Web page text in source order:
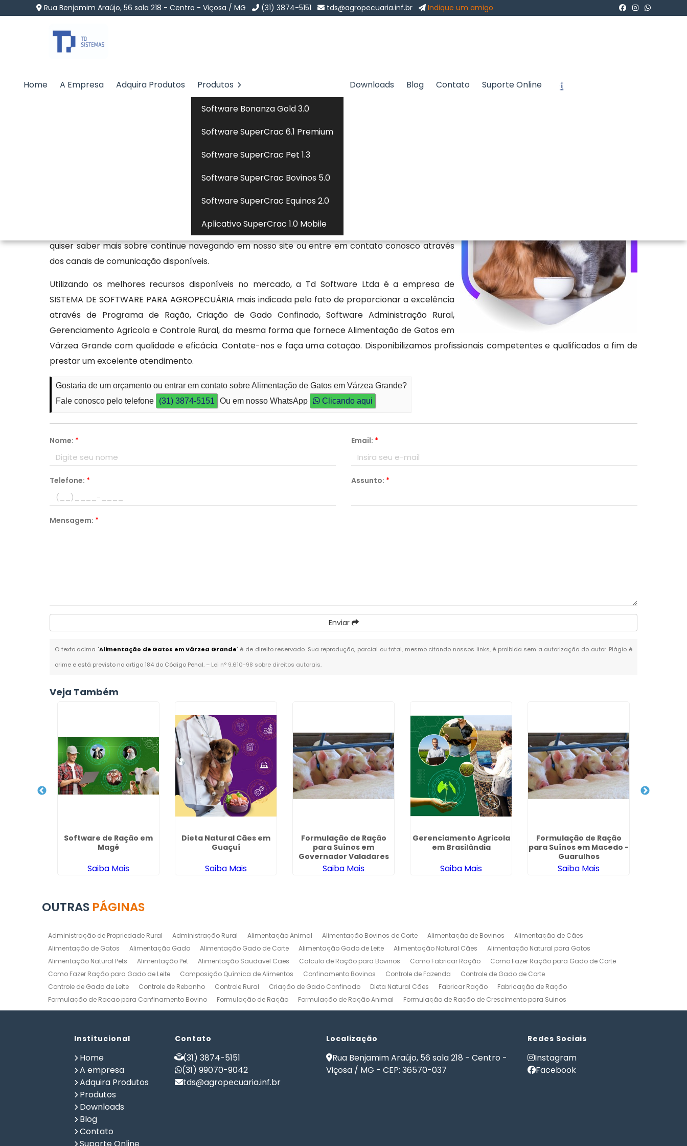
Rua Benjamim Araújo, 56 sala 218 - Centro - Viçosa / MG (31) 3874-5151 tds@agropecuaria.inf.br Indique um amigo
Home A Empresa Adquira Produtos Produtos
Software Bonanza Gold 3.0
Software SuperCrac 6.1 Premium
Software SuperCrac Pet 1.3
Software SuperCrac Bovinos 5.0
Software SuperCrac Equinos 2.0
Aplicativo SuperCrac 1.0 Mobile
Downloads Blog Contato Suporte Online
Alimentação de Gatos em Várzea Grande
atender com qualidade, compromisso, legalidade e ética, encontrou o lugar certo. Seja bem-vindo a
TD Sistemas, uma empresa que está a anos no mercado com o objetivo de atender a demanda de
superar as expectativas dos clientes, oferecendo soluções práticas nos softwares desenvolvidos. Se
quiser saber mais sobre continue navegando em nosso site ou entre em contato conosco através
dos canais de comunicação disponíveis.
Utilizando os melhores recursos disponíveis no mercado, a Td Software Ltda é a empresa de
SISTEMA DE SOFTWARE PARA AGROPECUÁRIA mais indicada pelo fato de proporcionar a excelência
através de Programa de Ração, Criação de Gado Confinado, Software Administração Rural,
Gerenciamento Agricola e Controle Rural, da mesma forma que fornece Alimentação de Gatos em
Várzea Grande com qualidade e eficácia. Contate-nos e faça uma cotação. Disponibilizamos profissionais competentes e qualificados a fim de
prestar um excelente atendimento.
Gostaria de um orçamento ou entrar em contato sobre Alimentação de Gatos em Várzea Grande?
Fale conosco pelo telefone
(31) 3874-5151 Ou em nosso WhatsApp Clicando aqui
Nome: * Email: *
Telefone: * Assunto: *
Mensagem: *
Enviar
O texto acima "Alimentação de Gatos em Várzea Grande" é de direito reservado. Sua reprodução, parcial ou total, mesmo citando nossos links, é proibida sem a autorização do autor. Plágio é
crime e está previsto no artigo 184 do Código Penal. – Lei n° 9.610-98 sobre direitos autorais.
Veja Também
Software de Ração em
Magé
Saiba Mais
Dieta Natural Cães em
Guaçuí
Saiba Mais
Formulação de Ração
para Suínos em
Governador Valadares
Saiba Mais
Gerenciamento Agricola
em Brasilândia
Saiba Mais
Formulação de Ração
para Suínos em Macedo -
Guarulhos
Saiba Mais
OUTRAS PÁGINAS
Administração de Propriedade Rural Administração Rural Alimentação Animal Alimentação Bovinos de Corte Alimentação de Bovinos
Alimentação de Cães
Alimentação de Gatos
Alimentação Gado Alimentação Gado de Corte Alimentação Gado de Leite Alimentação Natural Cães
Alimentação Natural para Gatos
Alimentação Natural Pets
Alimentação Pet Alimentação Saudavel Caes Calculo de Ração para Bovinos Como Fabricar Ração
Como Fazer Ração para Gado de Corte
Como Fazer Ração para Gado de Leite
Composição Química de Alimentos Confinamento Bovinos Controle de Fazenda
Controle de Gado de Corte
Controle de Gado de Leite
Controle de Rebanho Controle Rural Criação de Gado Confinado Dieta Natural Cães Fabricar Ração
Fabricação de Ração
Formulação de Racao para Confinamento Bovino
Formulação de Ração Formulação de Ração Animal
Formulação de Ração de Crescimento para Suinos
Formulação de Ração de Postura para Galinhas
Formulação de Ração para Aves de Postura Formulação de Ração para Bezerros
Formulação de Ração para Bovinos
Formulação de Ração para Frango de Corte
Formulação de Ração para Gado Leiteiro Formulação de Ração para Peixes
Formulação de Ração para Suínos
Gerenciamento de Fazendas
Gerenciamento Rural Gestão Rural Nutrição de Bovinos Nutrição de Cães e Gatos
Nutrição PET
Planilha Formulação de Ração Vacas Leiteiras
Programa de Formulação de Ração para Bovinos
Software Administração Rural
Software de Gestão de Propriedade Rural
Software de Ração
Software para Agricultura
Institucional
Home
A empresa
Adquira Produtos
Produtos
Downloads
Blog
Contato
Contato
(31) 3874-5151
(31) 99070-9042
tds@agropecuaria.inf.br
Localização
Rua Benjamim Araújo, 56 sala 218 - Centro -
Viçosa / MG - CEP: 36570-037
Redes Sociais
Instagram
Facebook